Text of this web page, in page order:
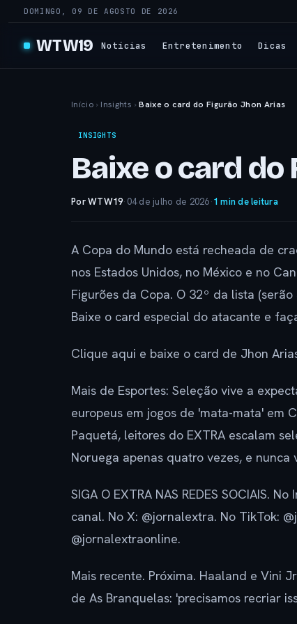
DOMINGO, 09 DE AGOSTO DE 2026
WTW19 Notícias Entretenimento Dicas
Início › Insights › Baixe o card do Figurão Jhon Arias
INSIGHTS
Baixe o card do
Por WTW19· 04 de julho de 2026·1 min de leitura
A Copa do Mundo está recheada de
nos Estados Unidos, no México e no
Figurões da Copa. O 32º da lista
Baixe o card especial do atacante e
Clique aqui e baixe o card de Jhon
Mais de Esportes: Seleção vive a
europeus em jogos de 'mata-mata' em
Paquetá, leitores do EXTRA escalam
Noruega apenas quatro vezes, e
SIGA O EXTRA NAS REDES SOCIAIS.
canal. No X: @jornalextra. No TikTok:
@jornalextraonline.
Mais recente. Próxima. Haaland e Vini
de As Branquelas: 'precisamos recriar